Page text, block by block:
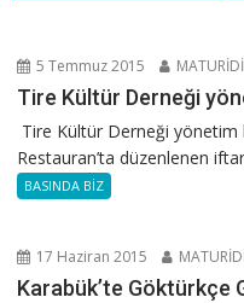
5 Temmuz 2015
Tire Kültür Derneği
Tire Kültür Derneği
Restauran’ta düzenlenen
BASINDA BİZ
17 Haziran 2015
Karabük’te Göktürkçe